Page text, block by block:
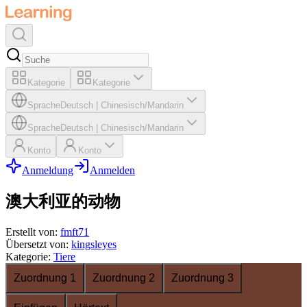
Kategorie Kategorie
SpracheDeutsch Chinesisch/Mandarin
SpracheDeutsch Chinesisch/Mandarin
Konto Konto
Anmeldung Anmelden
澳大利亚的动物
Erstellt von: fmft71
Übersetzt von: kingsleyes
Kategorie: Tiere
Zuordnung 1
Zuordnung 2 Zuordnung 3